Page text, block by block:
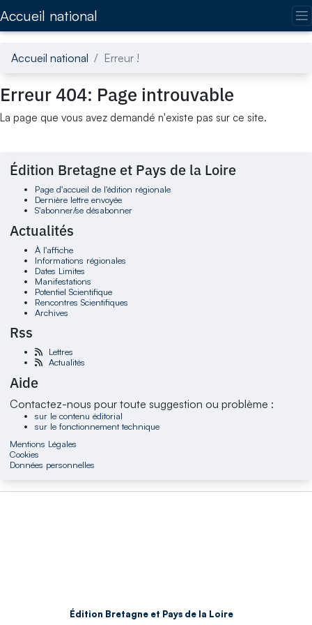
Accueil national
Accueil national Erreur !
Erreur 404: Page introuvable
La page que vous avez demandé n'existe pas sur ce site.
Édition Bretagne et Pays de la Loire
Page d'accueil de l'édition régionale
Dernière lettre envoyée
S'abonner/se désabonner
Actualités
À l'affiche
Informations régionales
Dates Limites
Manifestations
Potentiel Scientifique
Rencontres Scientifiques
Archives
Rss
Lettres
Actualités
Aide
Contactez-nous pour toute suggestion ou problème :
sur le contenu éditorial
sur le fonctionnement technique
Mentions Légales
Cookies
Données personnelles
Édition Bretagne et Pays de la Loire